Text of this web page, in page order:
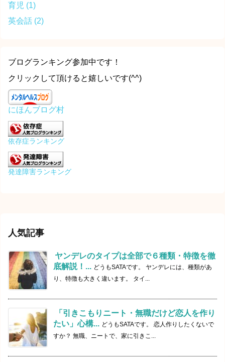
育児 (1)
英会話 (2)
ブログランキング参加中です！
クリックして頂けると嬉しいです(^^)
にほんブログ村
依存症ランキング
発達障害ランキング
人気記事
ヤンデレのタイプは全部で６種類・特徴を徹
底解説！... どうもSATAです。 ヤンデレには、種類があ
り、特徴も大きく違います。 タイ...
「引きこもりニート・無職だけど恋人を作り
たい」心構... どうもSATAです。 恋人作りしたくないで
すか？ 無職、ニートで、家に引きこ...